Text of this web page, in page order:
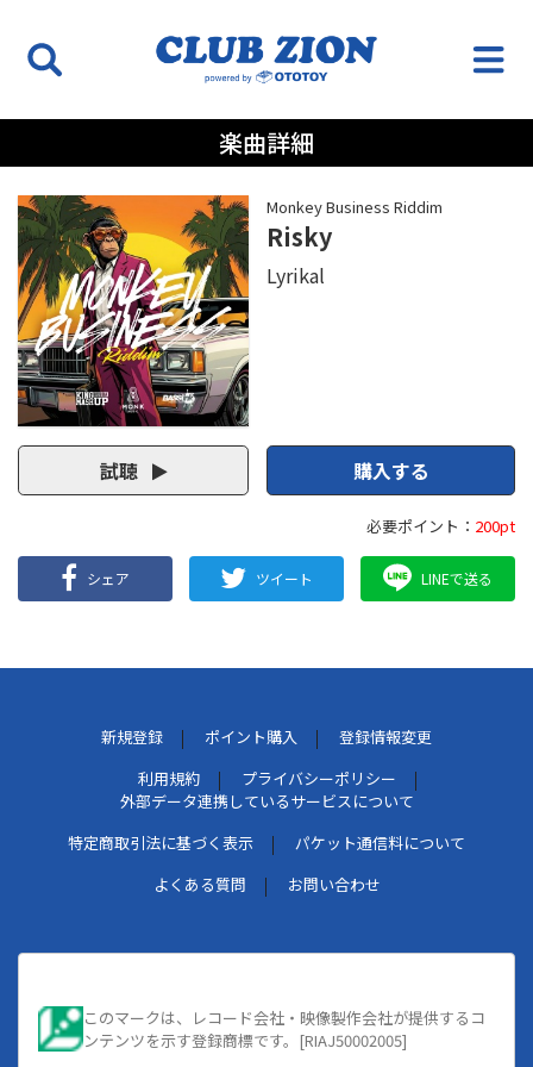
楽曲詳細
Monkey Business Riddim
Risky
Lyrikal
試聴 購入する
必要ポイント： 200pt
シェア ツイート LINEで送る
新規登録 ポイント購入
登録情報変更
利用規約
プライバシーポリシー
外部データ連携しているサービスについて
特定商取引法に基づく表示
パケット通信料について
よくある質問
お問い合わせ
このマークは、レコード会社・映像製作会社が提供するコ
ンテンツを示す登録商標です。[RIAJ50002005]